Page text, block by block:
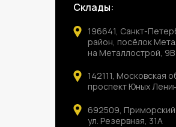
142111, Московская
проспект Юных
692509, Приморский
ул. Резервная, 31А
Склады:
196641, Санкт-
район, посёлок
на Металлострой, 9В